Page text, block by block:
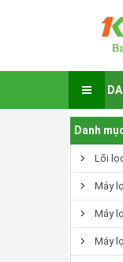
Danh
Lõi
Máy
Máy
Máy